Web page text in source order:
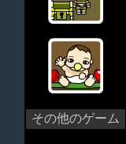
その他のゲーム